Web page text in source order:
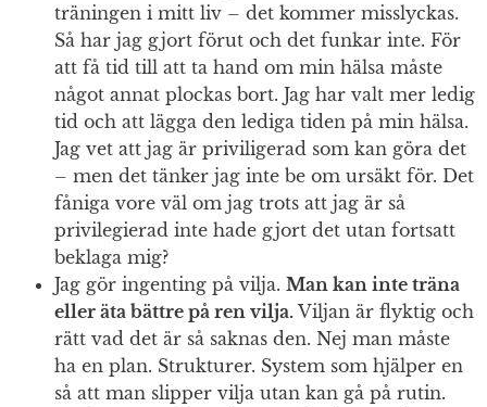
träningen i mitt liv – det kommer misslyckas.
Så har jag gjort förut och det funkar inte. För
att få tid till att ta hand om min hälsa måste
något annat plockas bort. Jag har valt mer ledig
tid och att lägga den lediga tiden på min hälsa.
Jag vet att jag är priviligerad som kan göra det
– men det tänker jag inte be om ursäkt för. Det
fåniga vore väl om jag trots att jag är så
privilegierad inte hade gjort det utan fortsatt
beklaga mig?
Jag gör ingenting på vilja. Man kan inte träna
eller äta bättre på ren vilja.Viljan är flyktig och
rätt vad det är så saknas den. Nej man måste
ha en plan. Strukturer. System som hjälper en
så att man slipper vilja utan kan gå på rutin.